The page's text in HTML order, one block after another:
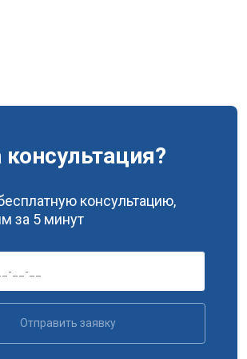
консультацию,
за 5 минут
Отправить заявку